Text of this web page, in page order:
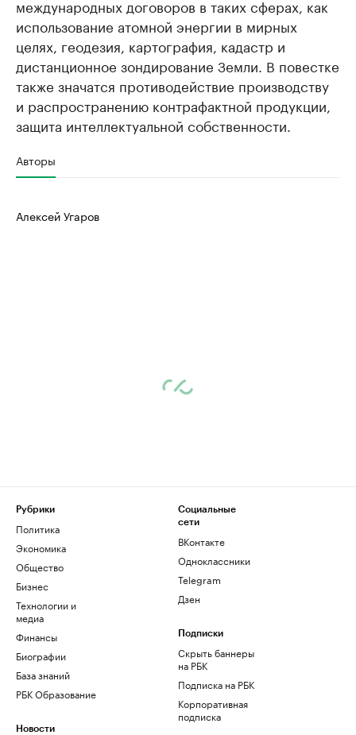
международных договоров в таких сферах, как
использование атомной энергии в мирных
целях, геодезия, картография, кадастр и
дистанционное зондирование Земли. В повестке
также значатся противодействие производству
и распространению контрафактной продукции,
защита интеллектуальной собственности.
Авторы
Алексей Угаров
Рубрики
Политика
Экономика
Общество
Бизнес
Технологии и
медиа
Финансы
Биографии
База знаний
РБК Образование
Новости
Социальные
сети
ВКонтакте
Одноклассники
Telegram
Дзен
Подписки
Скрыть баннеры
на РБК
Подписка на РБК
Корпоративная
подписка